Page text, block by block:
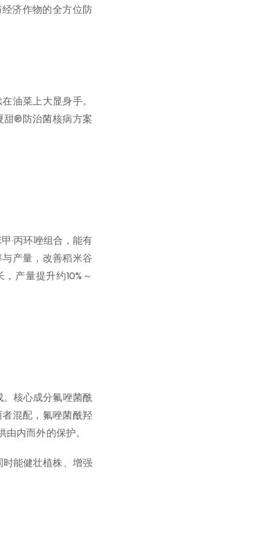
济作物的全方位防
油菜上大显身手。
甜®防治菌核病方案
·丙环唑组合，能有
产量，改善稻米谷
产量提升约10%～
核心成分氟唑菌酰
混配，氟唑菌酰羟
内而外的保护。
能健壮植株、增强